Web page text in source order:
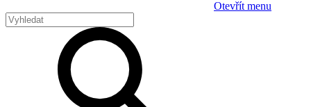
Otevřít menu